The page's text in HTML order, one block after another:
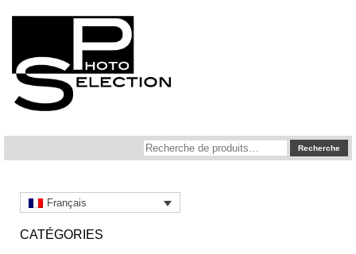
Recherche
pour :
Recherche
Français
CATÉGORIES